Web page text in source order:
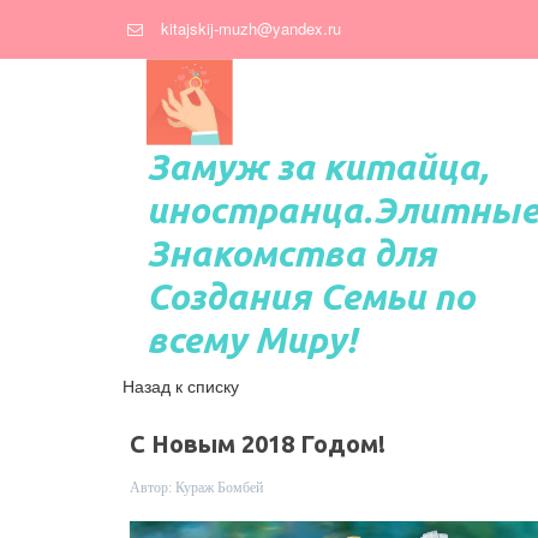
kitajskij-muzh@yandex.ru
Замуж за китайца,
иностранца.Элитные
Знакомства для
Создания Семьи по
всему Миру!
Назад к списку
С Новым 2018 Годом!
Автор: Кураж Бомбей